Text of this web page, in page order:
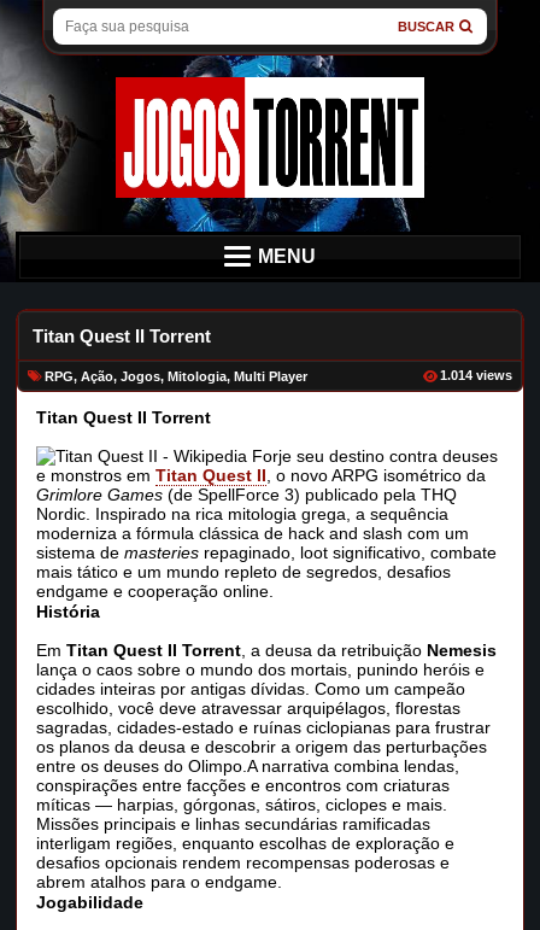
BUSCAR
MENU
Titan Quest II Torrent
RPG,Ação,Jogos,Mitologia,Multi Player 1.014 views
Titan Quest II Torrent
Forje seu destino contra deuses
e monstros emTitan Quest II , o novo ARPG isométrico da
Grimlore Games (de SpellForce 3) publicado pela THQ
Nordic. Inspirado na rica mitologia grega, a sequência
moderniza a fórmula clássica de hack and slash com um
sistema demasteries repaginado, loot significativo, combate
mais tático e um mundo repleto de segredos, desafios
endgame e cooperação online.
História
EmTitan Quest II Torrent , a deusa da retribuição Nemesis
lança o caos sobre o mundo dos mortais, punindo heróis e
cidades inteiras por antigas dívidas. Como um campeão
escolhido, você deve atravessar arquipélagos, florestas
sagradas, cidades-estado e ruínas ciclopianas para frustrar
os planos da deusa e descobrir a origem das perturbações
entre os deuses do Olimpo.A narrativa combina lendas,
conspirações entre facções e encontros com criaturas
míticas — harpias, górgonas, sátiros, ciclopes e mais.
Missões principais e linhas secundárias ramificadas
interligam regiões, enquanto escolhas de exploração e
desafios opcionais rendem recompensas poderosas e
abrem atalhos para o endgame.
Jogabilidade